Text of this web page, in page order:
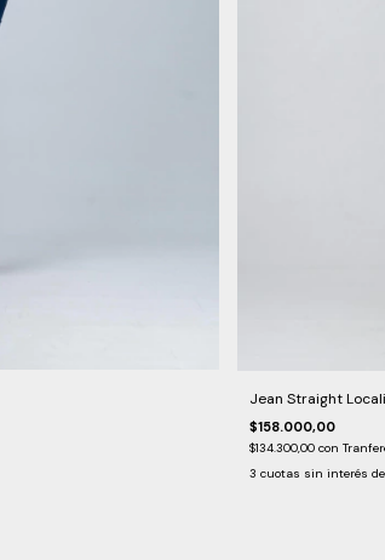
Jean Straight
$158.000,00
$134.300,00 con
3 cuotas sin interés de